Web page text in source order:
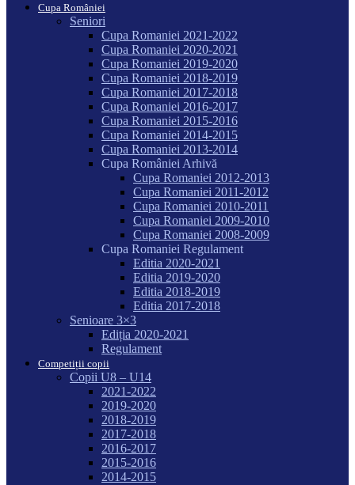
Cupa României
Seniori
Cupa Romaniei 2021-2022
Cupa Romaniei 2020-2021
Cupa Romaniei 2019-2020
Cupa Romaniei 2018-2019
Cupa Romaniei 2017-2018
Cupa Romaniei 2016-2017
Cupa Romaniei 2015-2016
Cupa Romaniei 2014-2015
Cupa Romaniei 2013-2014
Cupa României Arhivă
Cupa Romaniei 2012-2013
Cupa Romaniei 2011-2012
Cupa Romaniei 2010-2011
Cupa Romaniei 2009-2010
Cupa Romaniei 2008-2009
Cupa Romaniei Regulament
Editia 2020-2021
Editia 2019-2020
Editia 2018-2019
Editia 2017-2018
Senioare 3×3
Ediția 2020-2021
Regulament
Competiții copii
Copii U8 – U14
2021-2022
2019-2020
2018-2019
2017-2018
2016-2017
2015-2016
2014-2015